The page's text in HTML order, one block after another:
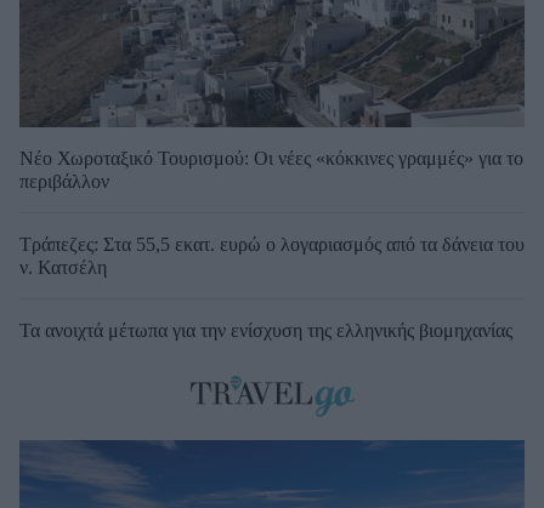
Νέο Χωροταξικό Τουρισμού: Οι νέες «κόκκινες γραμμές» για το
περιβάλλον
Τράπεζες: Στα 55,5 εκατ. ευρώ ο λογαριασμός από τα δάνεια του
ν. Κατσέλη
Τα ανοιχτά μέτωπα για την ενίσχυση της ελληνικής βιομηχανίας